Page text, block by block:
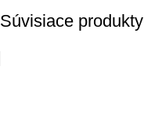
Súvisiace produkty